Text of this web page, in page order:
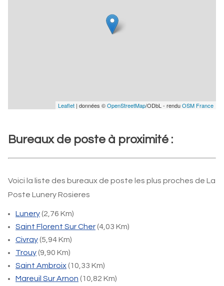
Leaflet | données ©OpenStreetMap/ODbL - renduOSM France
Bureaux de poste à proximité :
Voici la liste des bureaux de poste les plus proches de La
Poste Lunery Rosieres
Lunery(2,76 Km)
Saint Florent Sur Cher(4,03 Km)
Civray(5,94 Km)
Trouy(9,90 Km)
Saint Ambroix(10,33 Km)
Mareuil Sur Arnon (10,82 Km)